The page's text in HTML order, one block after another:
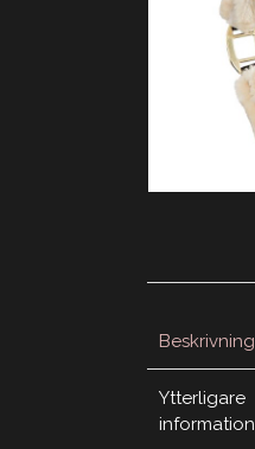
Beskrivning
Ytterligare
information